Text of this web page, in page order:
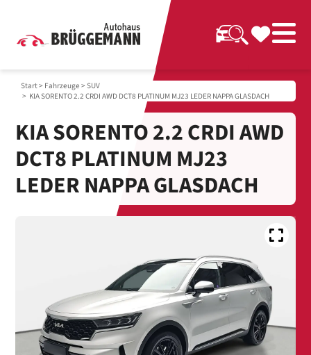
Start> Fahrzeuge > SUV
> KIA SORENTO 2.2 CRDI AWD DCT8 PLATINUM MJ23 LEDER NAPPA GLASDACH
KIA SORENTO 2.2 CRDI AWD
DCT8 PLATINUM MJ23
LEDER NAPPA GLASDACH